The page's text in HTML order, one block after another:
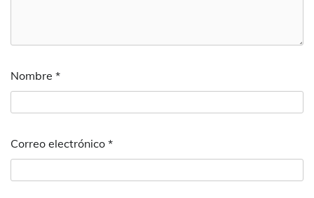
Nombre *
Correo electrónico *